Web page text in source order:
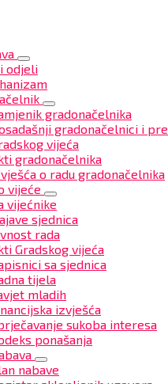
odjeli
gradonačelnika
gradonačelnici i
vijeća
gradonačelnika
o radu gradonačelnika
vijeće
vijećnike
sjednica
rada
Gradskog vijeća
sa sjednica
tijela
mladih
izvješća
sukoba interesa
ponašanja
nabave